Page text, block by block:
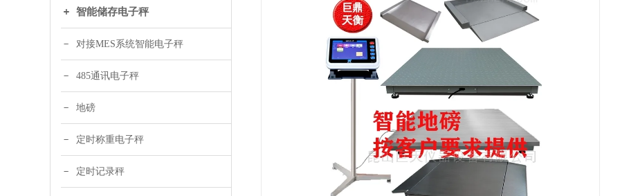
智能储存电子秤
对接MES系统智能电子秤
485通讯电子秤
地磅
定时称重电子秤
定时记录秤